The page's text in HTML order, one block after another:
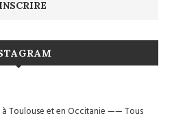
Toulouse et en Occitanie——Tous